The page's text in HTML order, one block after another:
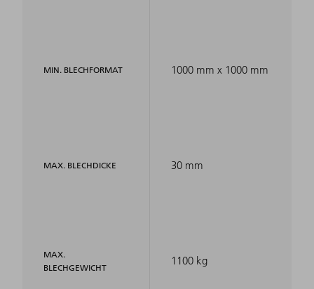
MIN. BLECHFORMAT
MAX. BLECHDICKE
MAX.
BLECHGEWICHT
1000 mm x 1000 mm
30 mm
1100 kg